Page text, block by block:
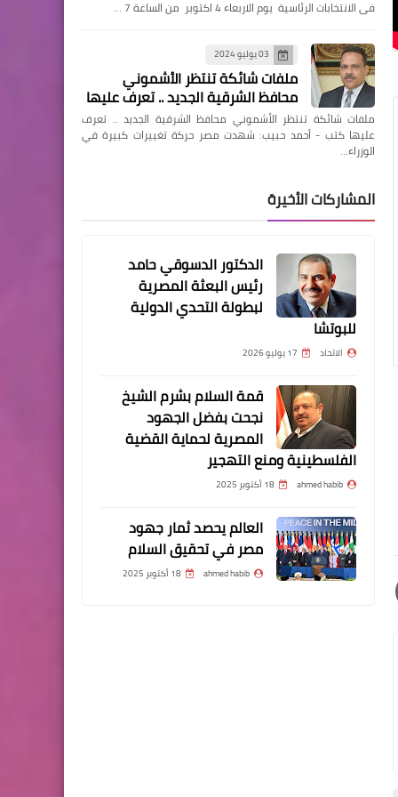
فى الانتخابات الرئاسية يوم الاربعاء 4 اكتوبر من الساعة 7 …
03 يوليو 2024
ملفات شائكة تنتظر الأشموني
محافظ الشرقية الجديد .. تعرف عليها
ملفات شائكة تنتظر الأشموني محافظ الشرقية الجديد .. تعرف
عليها كتب - أحمد حبيب: شهدت مصر حركة تغييرات كبيرة في
الوزراء…
المشاركات الأخيرة
الدكتور الدسوقي حامد
رئيس البعثة المصرية
لبطولة التحدي الدولية
للبوتشا
الاتحاد 17 يوليو 2026
قمة السلام بشرم الشيخ
نجحت بفضل الجهود
المصرية لحماية القضية
الفلسطينية ومنع التهجير
ahmed habib 18 أكتوبر 2025
العالم يحصد ثمار جهود
مصر في تحقيق السلام
ahmed habib 18 أكتوبر 2025